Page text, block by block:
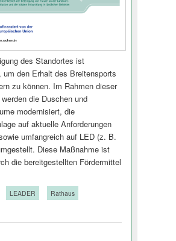
des Standortes ist
um den Erhalt des Breitensports
zu können. Im Rahmen dieser
die Duschen und
modernisiert, die
auf aktuelle Anforderungen
umfangreich auf LED (z. B.
Diese Maßnahme ist
die bereitgestellten Fördermittel
LEADER Rathaus